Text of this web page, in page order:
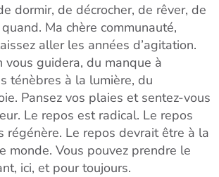
dormir, de décrocher, de rêver, de
Ma chère communauté,
aller les années d’agitation.
vous guidera, du manque à
ténèbres à la lumière, du
Pansez vos plaies et sentez-vous
Le repos est radical. Le repos
régénère. Le repos devrait être à la
monde. Vous pouvez prendre le
ici, et pour toujours.